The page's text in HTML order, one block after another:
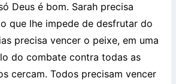
Deus é bom. Sarah precisa
que lhe impede de desfrutar do
precisa vencer o peixe, em uma
do combate contra todas as
cercam. Todos precisam vencer